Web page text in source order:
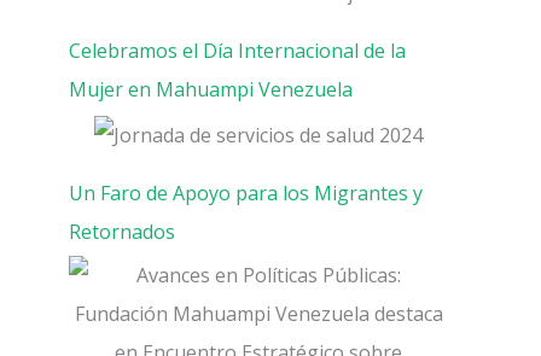
Celebramos el Día Internacional de la
Mujer en Mahuampi Venezuela
Un Faro de Apoyo para los Migrantes y
Retornados